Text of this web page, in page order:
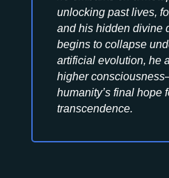
unlocking past lives,
and his hidden divine
begins to collapse
artificial evolution, he
higher
humanity’s final hope
transcendence.